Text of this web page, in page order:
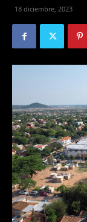
18 diciembre, 2023